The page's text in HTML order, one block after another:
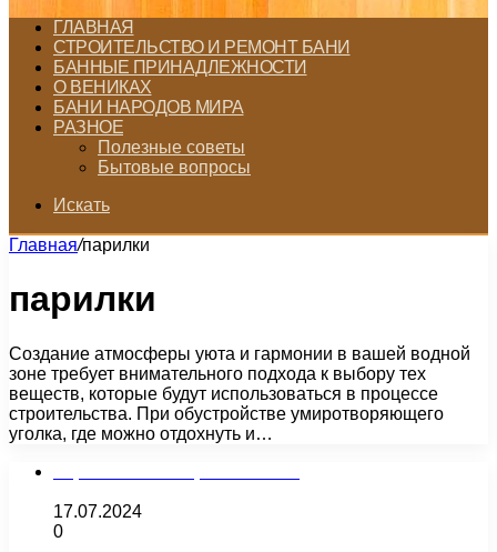
ГЛАВНАЯ
СТРОИТЕЛЬСТВО И РЕМОНТ БАНИ
БАННЫЕ ПРИНАДЛЕЖНОСТИ
О ВЕНИКАХ
БАНИ НАРОДОВ МИРА
РАЗНОЕ
Полезные советы
Бытовые вопросы
Искать
Главная/парилки
парилки
Создание атмосферы уюта и гармонии в вашей водной
зоне требует внимательного подхода к выбору тех
веществ, которые будут использоваться в процессе
строительства. При обустройстве умиротворяющего
уголка, где можно отдохнуть и…
17.07.2024
0